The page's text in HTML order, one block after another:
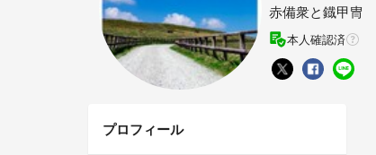
赤備衆と鐡甲冑
本人確認済
プロフィール